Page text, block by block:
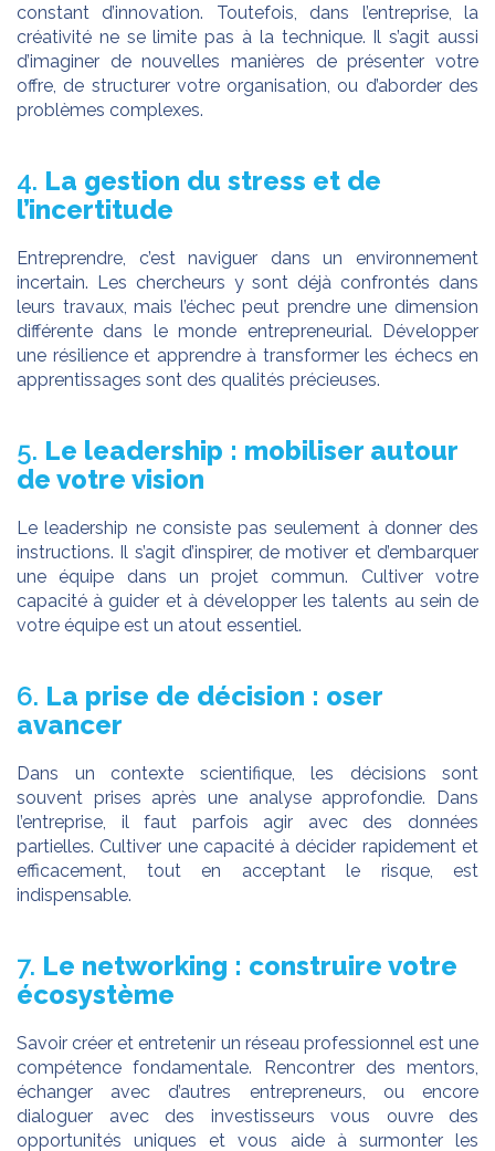
constant d’innovation. Toutefois, dans l’entreprise, la
créativité ne se limite pas à la technique. Il s’agit aussi
d’imaginer de nouvelles manières de présenter votre
offre, de structurer votre organisation, ou d’aborder des
problèmes complexes.
4. La gestion du stress et de
l’incertitude
Entreprendre, c’est naviguer dans un environnement
incertain. Les chercheurs y sont déjà confrontés dans
leurs travaux, mais l’échec peut prendre une dimension
différente dans le monde entrepreneurial. Développer
une résilience et apprendre à transformer les échecs en
apprentissages sont des qualités précieuses.
5. Le leadership : mobiliser autour
de votre vision
Le leadership ne consiste pas seulement à donner des
instructions. Il s’agit d’inspirer, de motiver et d’embarquer
une équipe dans un projet commun. Cultiver votre
capacité à guider et à développer les talents au sein de
votre équipe est un atout essentiel.
6. La prise de décision : oser
avancer
Dans un contexte scientifique, les décisions sont
souvent prises après une analyse approfondie. Dans
l’entreprise, il faut parfois agir avec des données
partielles. Cultiver une capacité à décider rapidement et
efficacement, tout en acceptant le risque, est
indispensable.
7. Le networking : construire votre
écosystème
Savoir créer et entretenir un réseau professionnel est une
compétence fondamentale. Rencontrer des mentors,
échanger avec d’autres entrepreneurs, ou encore
dialoguer avec des investisseurs vous ouvre des
opportunités uniques et vous aide à surmonter les